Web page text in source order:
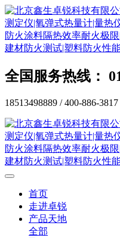
全国服务热线：
18513498889 / 400-886-3817
首页
走进卓锐
产品天地
全部